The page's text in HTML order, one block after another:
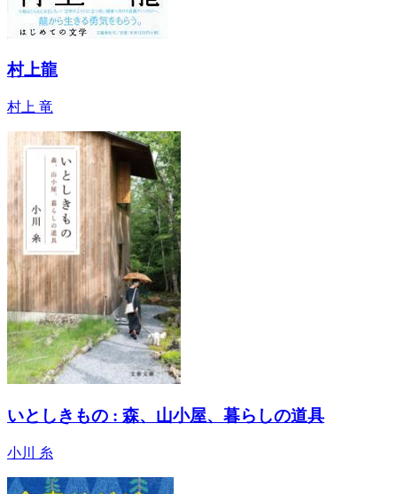
村上龍
村上 竜
いとしきもの : 森、山小屋、暮らしの道具
小川 糸